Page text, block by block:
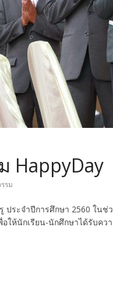
HappyDay
รม
ระจำปีการศึกษา 2560 ในช่
อให้นักเรียน-นักศึกษาได้รับ